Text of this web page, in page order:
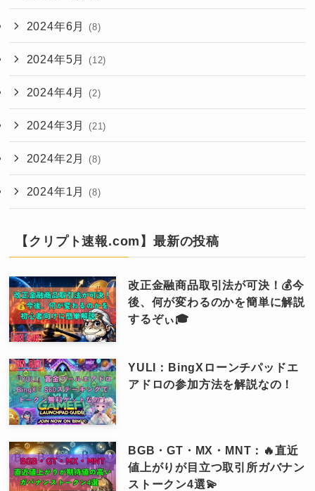
2024年6月 (8)
2024年5月 (12)
2024年4月 (2)
2024年3月 (21)
2024年2月 (8)
2024年1月 (8)
【クリプト速報.com】最新の投稿
改正金融商品取引法が可決！💰今
後、何が変わるのかを簡単に解説
するぞぃ🎓
YULI：BingXローンチパッドエ
アドロの参加方法を解説なの！
BGB・GT・MX・MNT：🔥直近
値上がりが目立つ取引所ガバナン
ストークン4選💫